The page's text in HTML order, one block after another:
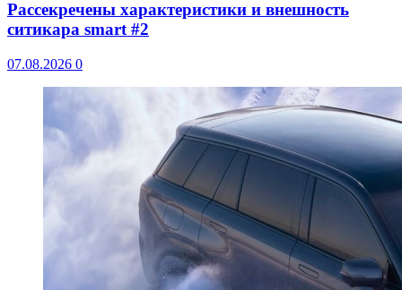
Рассекречены характеристики и внешность
ситикара smart #2
07.08.2026 0